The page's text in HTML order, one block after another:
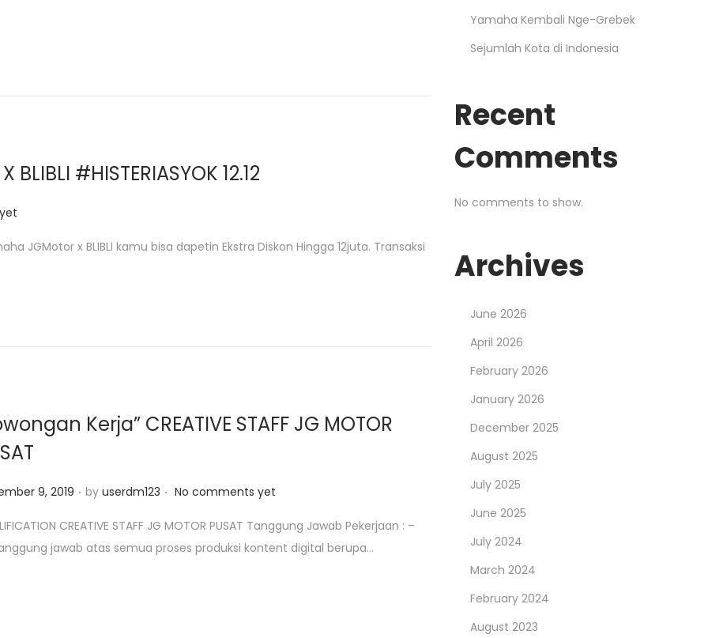
BLIBLI #HISTERIASYOK 12.12
JGMotor x BLIBLI kamu bisa dapetin Ekstra Diskon Hingga 12juta. Transaksi
Kerja” CREATIVE STAFF JG MOTOR
9, 2019 . by userdm123 . No comments yet
CREATIVE STAFF JG MOTOR PUSAT Tanggung Jawab Pekerjaan : –
jawab atas semua proses produksi kontent digital berupa…
Yamaha Kembali Nge-Grebek
Sejumlah Kota di Indonesia
Recent
Comments
No comments to show.
Archives
June 2026
April 2026
February 2026
January 2026
December 2025
August 2025
July 2025
June 2025
July 2024
March 2024
February 2024
August 2023